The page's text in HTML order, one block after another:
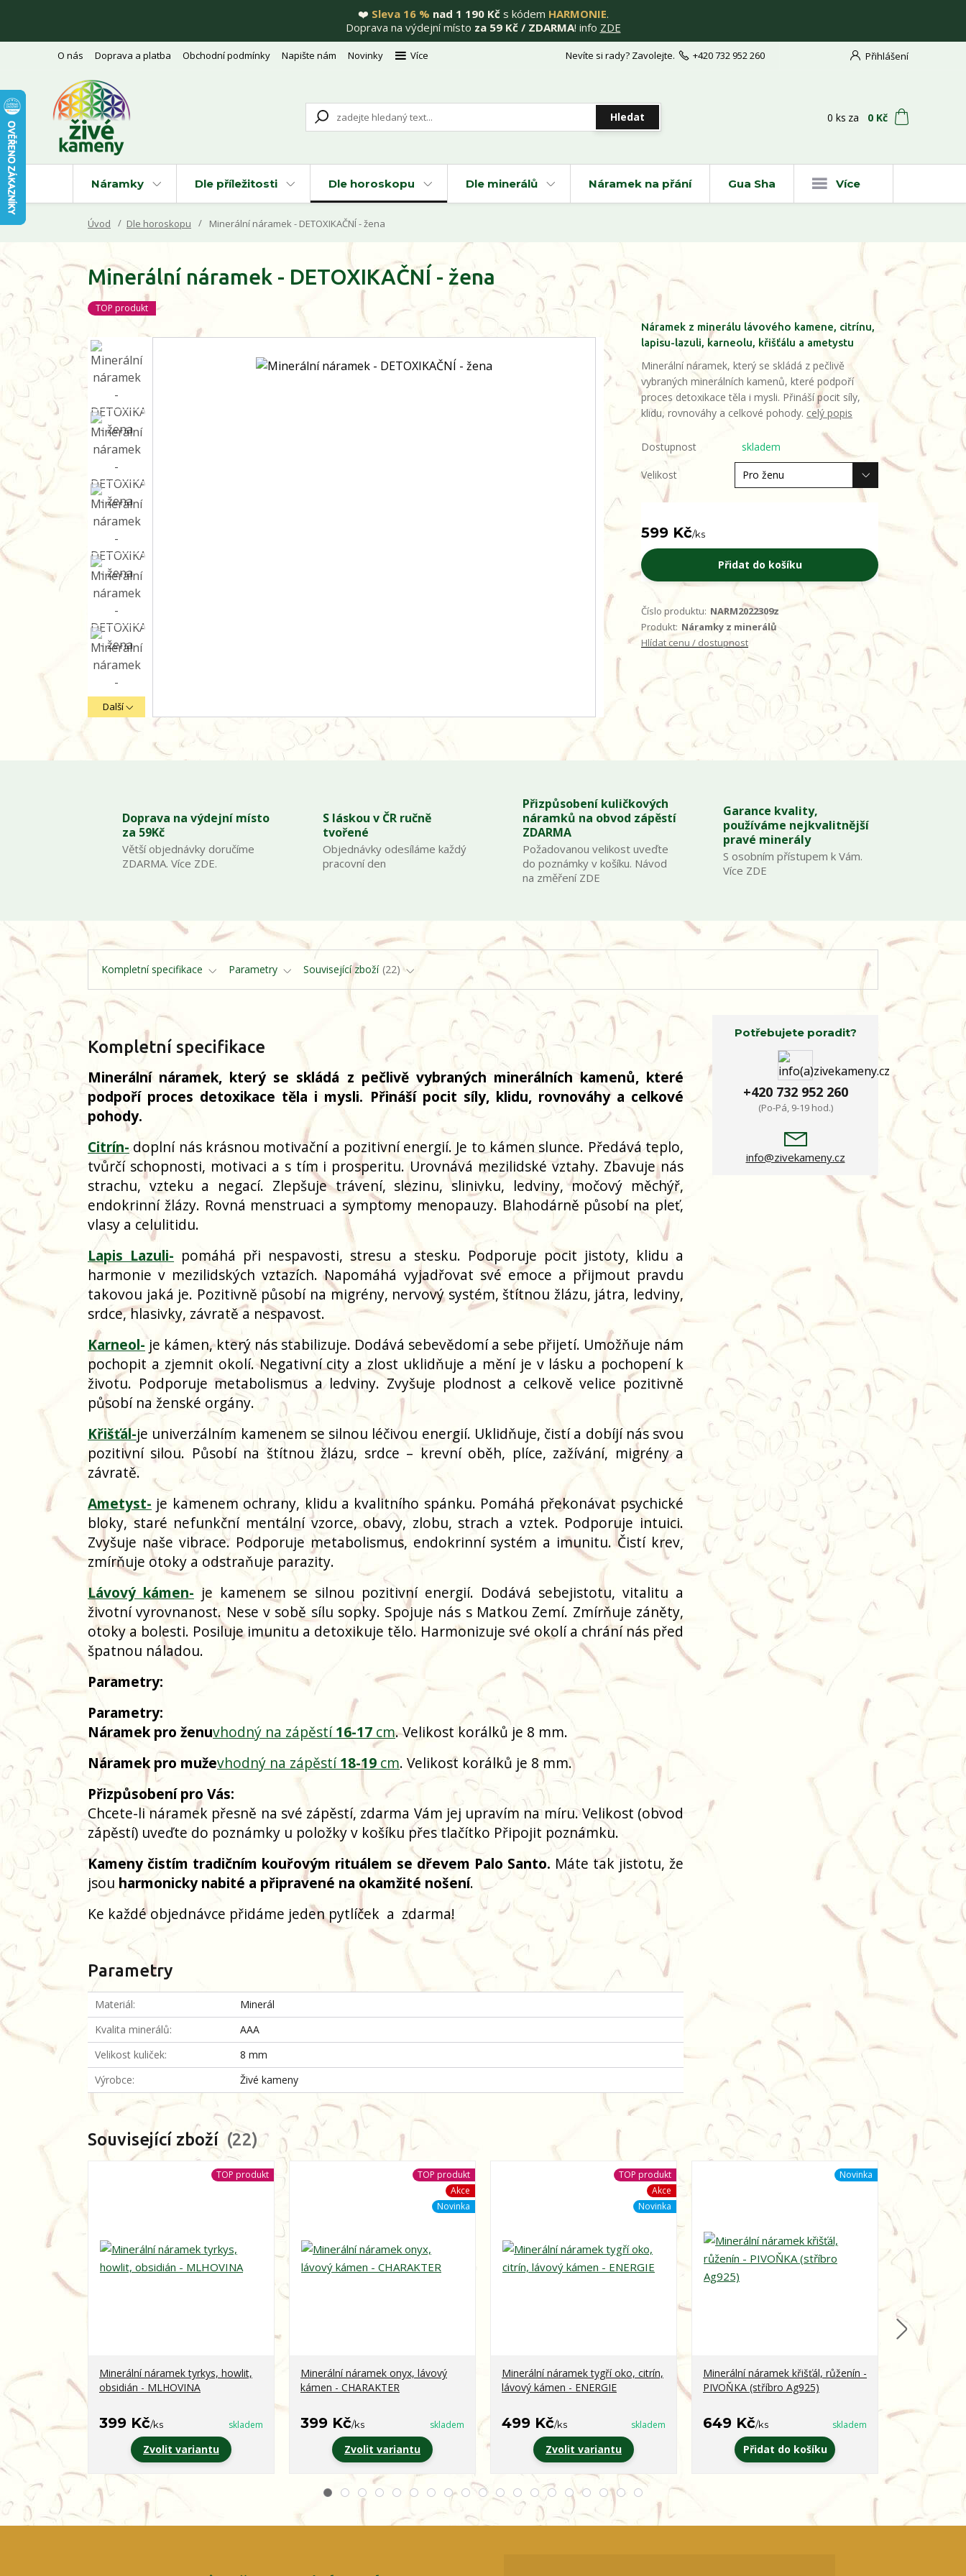
❤️ Sleva 16 % nad 1 190 Kčs kódem HARMONIE.
Doprava na výdejní místo za 59 Kč / ZDARMA! info ZDE
O nás Doprava a platba Obchodní podmínky Napište nám Novinky Více Přihlášení
Hledat
Nevíte si rady? Zavolejte. +420 732 952 260
0 ks za 0 Kč
Náramky Dle příležitosti Dle horoskopu Dle minerálů Náramek na přání Gua Sha Více
Úvod Dle horoskopu Minerální náramek - DETOXIKAČNÍ - žena
Minerální náramek - DETOXIKAČNÍ - žena
TOP produkt
Další
Náramek z minerálu lávového kamene, citrínu,
lapisu-lazuli, karneolu, křišťálu a ametystu
Minerální náramek, který se skládá z pečlivě
vybraných minerálních kamenů, které podpoří
proces detoxikace těla i mysli. Přináší pocit síly,
klidu, rovnováhy a celkové pohody. celý popis
Dostupnost skladem
Velikost
599 Kč/ks
Přidat do košíku
Číslo produktu: NARM2022309z
Produkt: Náramky z minerálů
Hlídat cenu / dostupnost
Doprava na výdejní místo
za 59Kč
Větší objednávky doručíme
ZDARMA. Více ZDE.
S láskou v ČR ručně
tvořené
Objednávky odesíláme každý
pracovní den
Přizpůsobení kuličkových
náramků na obvod zápěstí
ZDARMA
Požadovanou velikost uveďte
do poznámky v košíku. Návod
na změření ZDE
Garance kvality,
používáme nejkvalitnější
pravé minerály
S osobním přístupem k Vám.
Více ZDE
Kompletní specifikace Parametry Související zboží 22
Kompletní specifikace
Minerální náramek, který se skládá z pečlivě vybraných minerálních kamenů, které
podpoří proces detoxikace těla i mysli. Přináší pocit síly, klidu, rovnováhy a celkové
pohody.
Citrín-doplní nás krásnou motivační a pozitivní energií. Je to kámen slunce. Předává teplo,
tvůrčí schopnosti, motivaci a s tím i prosperitu. Urovnává mezilidské vztahy. Zbavuje nás
strachu, vzteku a negací. Zlepšuje trávení, slezinu, slinivku, ledviny, močový měchýř,
endokrinní žlázy. Rovná menstruaci a symptomy menopauzy. Blahodárně působí na pleť,
vlasy a celulitidu.
Lapis Lazuli- pomáhá při nespavosti, stresu a stesku. Podporuje pocit jistoty, klidu a
harmonie v mezilidských vztazích. Napomáhá vyjadřovat své emoce a přijmout pravdu
takovou jaká je. Pozitivně působí na migrény, nervový systém, štítnou žlázu, játra, ledviny,
srdce, hlasivky, závratě a nespavost.
Karneol-je kámen, který nás stabilizuje. Dodává sebevědomí a sebe přijetí. Umožňuje nám
pochopit a zjemnit okolí. Negativní city a zlost uklidňuje a mění je v lásku a pochopení k
životu. Podporuje metabolismus a ledviny. Zvyšuje plodnost a celkově velice pozitivně
působí na ženské orgány.
Křišťál-je univerzálním kamenem se silnou léčivou energií. Uklidňuje, čistí a dobíjí nás svou
pozitivní silou. Působí na štítnou žlázu, srdce – krevní oběh, plíce, zažívání, migrény a
závratě.
Ametyst- je kamenem ochrany, klidu a kvalitního spánku. Pomáhá překonávat psychické
bloky, staré nefunkční mentální vzorce, obavy, zlobu, strach a vztek. Podporuje intuici.
Zvyšuje naše vibrace. Podporuje metabolismus, endokrinní systém a imunitu. Čistí krev,
zmírňuje otoky a odstraňuje parazity.
Lávový kámen- je kamenem se silnou pozitivní energií. Dodává sebejistotu, vitalitu a
životní vyrovnanost. Nese v sobě sílu sopky. Spojuje nás s Matkou Zemí. Zmírňuje záněty,
otoky a bolesti. Posiluje imunitu a detoxikuje tělo. Harmonizuje své okolí a chrání nás před
špatnou náladou.
Parametry:
Parametry:
Náramek pro ženuvhodný na zápěstí16-17 cm. Velikost korálků je 8 mm.
Náramek pro muževhodný na zápěstí18-19 cm. Velikost korálků je 8 mm.
Přizpůsobení pro Vás:
Chcete-li náramek přesně na své zápěstí, zdarma Vám jej upravím na míru. Velikost (obvod
zápěstí) uveďte do poznámky u položky v košíku přes tlačítko Připojit poznámku.
Kameny čistím tradičním kouřovým rituálem se dřevem Palo Santo. Máte tak jistotu, že
jsou harmonicky nabité a připravené na okamžité nošení.
Ke každé objednávce přidáme jeden pytlíček a zdarma!
Parametry
Materiál
Minerál
Kvalita minerálů
AAA
Velikost kuliček
8 mm
Výrobce
Živé kameny
Potřebujete poradit?
+420 732 952 260
(Po-Pá, 9-19 hod.)
info@zivekameny.cz
Související zboží 22
TOP produkt
Minerální náramek tyrkys, howlit,
obsidián - MLHOVINA
399 Kč/ks skladem
Zvolit variantu
TOP produkt
Akce
Novinka
Minerální náramek onyx, lávový
kámen - CHARAKTER
399 Kč/ks skladem
Zvolit variantu
TOP produkt
Akce
Novinka
Minerální náramek tygří oko, citrín,
lávový kámen - ENERGIE
499 Kč/ks skladem
Zvolit variantu
Novinka
Minerální náramek křišťál, růženín -
PIVOŇKA (stříbro Ag925)
649 Kč/ks skladem
Přidat do košíku
399 Kč